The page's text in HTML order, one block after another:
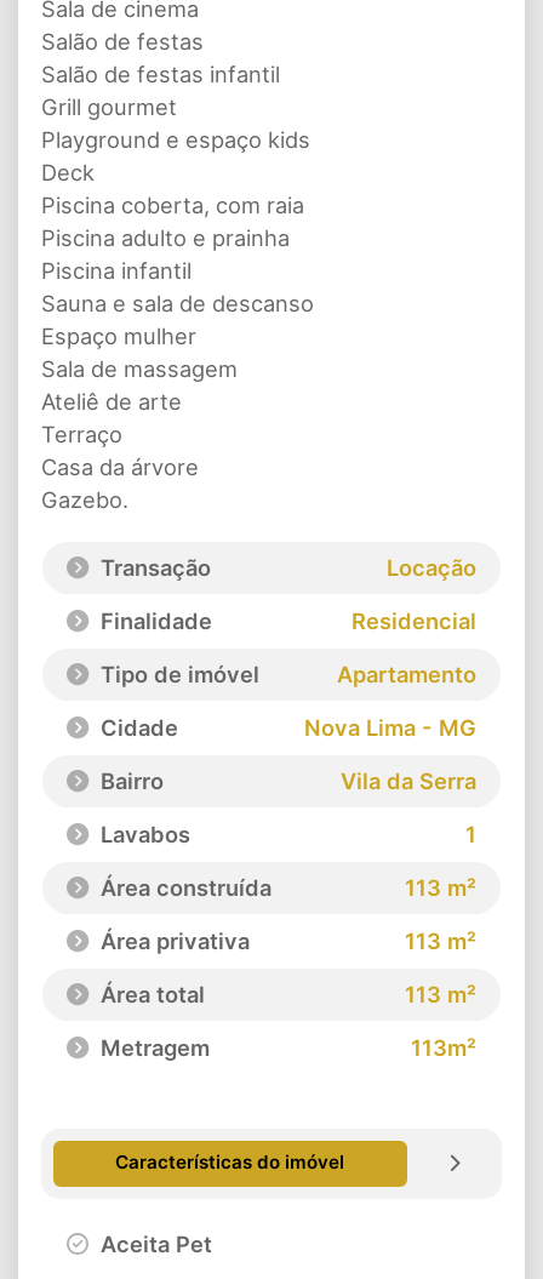
Sala de cinema
Salão de festas
Salão de festas infantil
Grill gourmet
Playground e espaço kids
Deck
Piscina coberta, com raia
Piscina adulto e prainha
Piscina infantil
Sauna e sala de descanso
Espaço mulher
Sala de massagem
Ateliê de arte
Terraço
Casa da árvore
Gazebo.
Transação
Locação
Finalidade
Residencial
Tipo de imóvel
Apartamento
Cidade
Nova Lima - MG
Bairro
Vila da Serra
Lavabos
1
Área construída
113 m²
Área privativa
113 m²
Área total
113 m²
Metragem
113m²
Características do imóvel
Aceita Pet